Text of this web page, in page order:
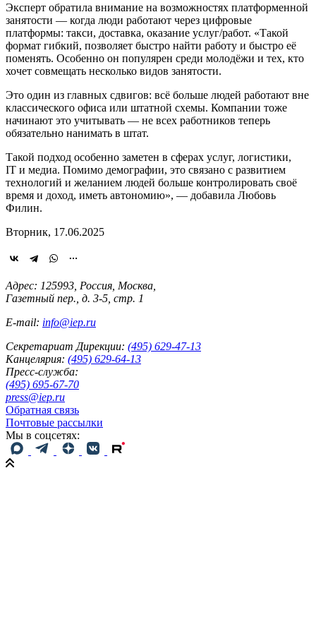
Эксперт обратила внимание на возможностях платформенной
занятости — когда люди работают через цифровые
платформы: такси, доставка, оказание услуг/работ. «Такой
формат гибкий, позволяет быстро найти работу и быстро её
поменять. Особенно он популярен среди молодёжи и тех, кто
хочет совмещать несколько видов занятости.
Это один из главных сдвигов: всё больше людей работают вне
классического офиса или штатной схемы. Компании тоже
начинают это учитывать — не всех работников теперь
обязательно нанимать в штат.
Такой подход особенно заметен в сферах услуг, логистики,
IT и медиа. Помимо демографии, это связано с развитием
технологий и желанием людей больше контролировать своё
время и доход, иметь автономию», — добавила Любовь
Филин.
Вторник, 17.06.2025
Адрес: 125993, Россия, Москва,
Газетный пер., д. 3-5, стр. 1
E-mail: info@iep.ru
Секретариат Дирекции: (495) 629-47-13
Канцелярия: (495) 629-64-13
Пресс-служба:
(495) 695-67-70
press@iep.ru
Обратная связь
Почтовые рассылки
Мы в соцсетях: